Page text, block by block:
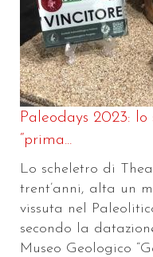
Paleodays 2023:
“prima...
Lo scheletro di
trent’anni, alta un
vissuta nel
secondo la
Museo Geologico